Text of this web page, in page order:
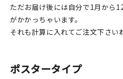
ただお届け後には自分で1月から
がかかっちゃいます。
それも計算に入れてご注文下さい
ポスタータイプ